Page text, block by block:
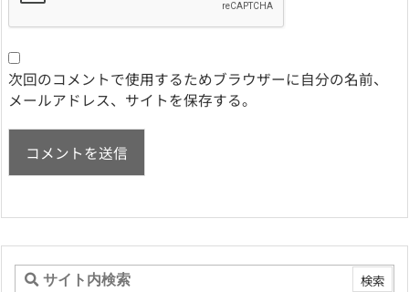
次回のコメントで使用するためブラウザーに自分の名前、
メールアドレス、サイトを保存する。